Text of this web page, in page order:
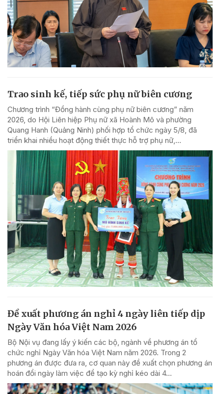
Trao sinh kế, tiếp sức phụ nữ biên cương
Chương trình “Đồng hành cùng phụ nữ biên cương” năm
2026, do Hội Liên hiệp Phụ nữ xã Hoành Mô và phường
Quang Hanh (Quảng Ninh) phối hợp tổ chức ngày 5/8, đã
triển khai nhiều hoạt động thiết thực hỗ trợ phụ nữ,...
Đề xuất phương án nghỉ 4 ngày liên tiếp dịp
Ngày Văn hóa Việt Nam 2026
Bộ Nội vụ đang lấy ý kiến các bộ, ngành về phương án tổ
chức nghỉ Ngày Văn hóa Việt Nam năm 2026. Trong 2
phương án được đưa ra, cơ quan này đề xuất chọn phương án
hoán đổi ngày làm việc để tạo kỳ nghỉ kéo dài 4...